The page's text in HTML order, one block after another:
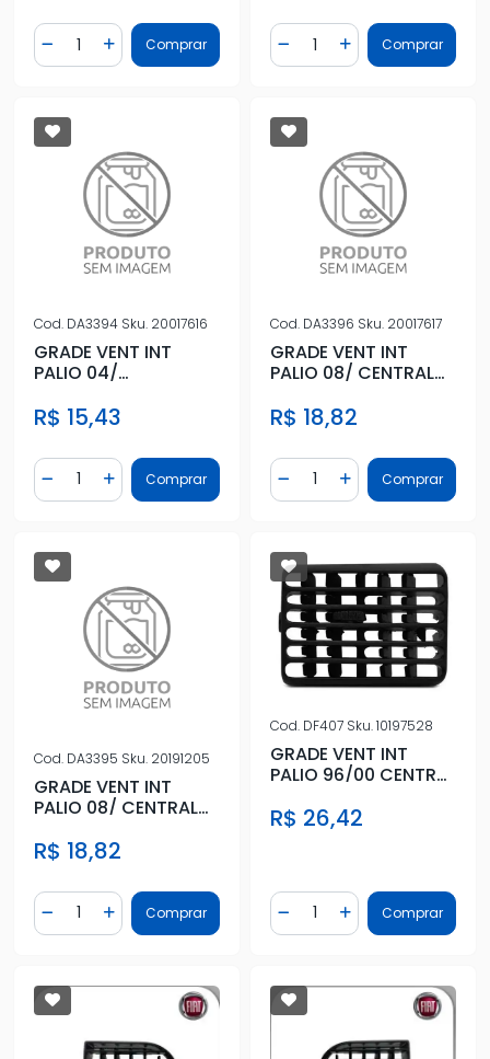
Diminuir Quantidade
Quantidade
Adicionar Quantidade
Comprar Diminuir Quantidade
Quantidade
AdicionarComprar
Cod. DA3394 Sku. 20017616
GRADE VENT INT
PALIO 04/
R$ 15,43
Diminuir Quantidade
Quantidade
Adicionar Quantidade
Comprar
Cod. DA3396 Sku. 20017617
GRADE VENT INT
PALIO 08/ CENTRAL
R$ 18,82
Diminuir Quantidade
Quantidade
AdicionarComprar
Cod. DA3395 Sku. 20191205
GRADE VENT INT
PALIO 08/ CENTRAL
R$ 18,82
Diminuir Quantidade
Quantidade
Adicionar Quantidade
Comprar
Cod. DF407 Sku.10197528
GRADE VENT INT
PALIO 96/00 CENTRAL
R$ 26,42
Diminuir Quantidade
Quantidade
AdicionarComprar